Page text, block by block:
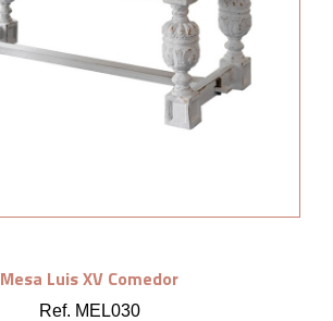
Mesa Luis XV Comedor
Ref. MEL030